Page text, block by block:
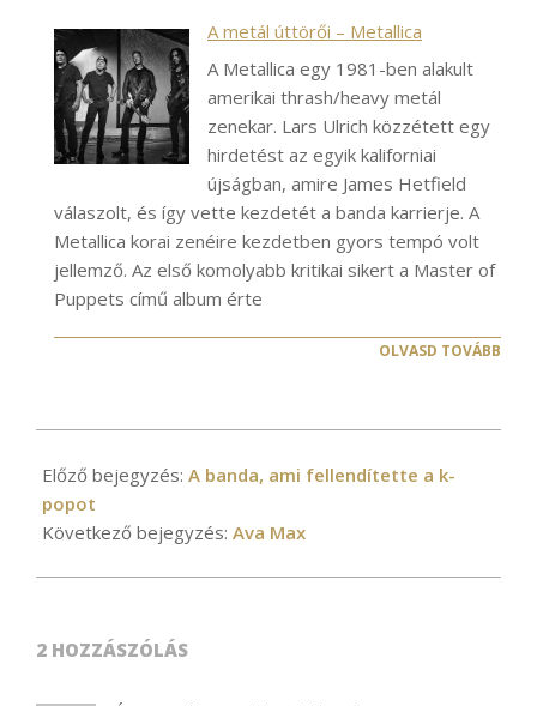
A metál úttörői – Metallica
A Metallica egy 1981-ben alakult
amerikai thrash/heavy metál
zenekar. Lars Ulrich közzétett egy
hirdetést az egyik kaliforniai
újságban, amire James Hetfield
válaszolt, és így vette kezdetét a banda karrierje. A
Metallica korai zenéire kezdetben gyors tempó volt
jellemző. Az első komolyabb kritikai sikert a Master of
Puppets című album érte
OLVASD TOVÁBB
02-
19
Előző bejegyzés: A banda, ami fellendítette a k-
popot
Következő bejegyzés: Ava Max
2 HOZZÁSZÓLÁS